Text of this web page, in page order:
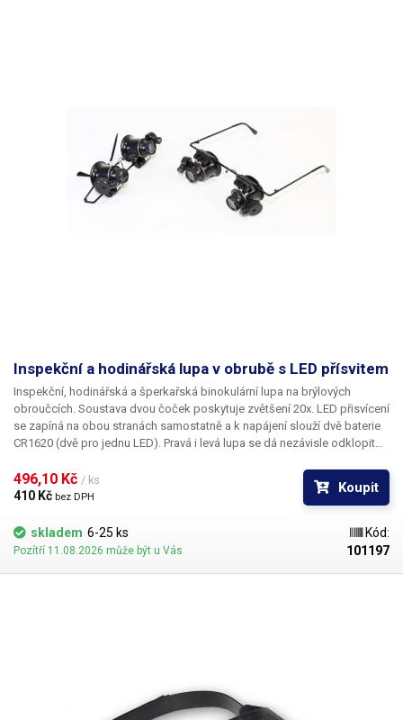
Inspekční a hodinářská lupa v obrubě s LED přísvitem
Inspekční, hodinářská a šperkařská binokulární lupa na brýlových
obroučcích. Soustava dvou čoček poskytuje zvětšení 20x. LED přisvícení
se zapíná na obou stranách samostatně a k napájení slouží dvě baterie
CR1620 (dvě pro jednu LED). Pravá i levá lupa se dá nezávisle odklopit
496,10 Kč / ks
410 Kč bez DPH
Koupit
skladem 6-25 ks
Pozítří 11.08.2026 může být u Vás
Kód:
101197